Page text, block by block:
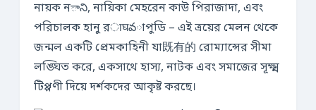
নায়ক নాని, নায়িকা মেহরেন কাউ পিরাজাদা, এবং
পরিচালক হানু রाघవাপুডি – এই ত্রয়ের মেলন থেকে
জন্মল একটি প্রেমকাহিনী যা既有的 রোম্যান্সের সীমা
লঙ্ঘিত করে, একসাথে হাস্য, নাটক এবং সমাজের সূক্ষ্ম
টিপ্পণী দিয়ে দর্শকদের আকৃষ্ট করছে।